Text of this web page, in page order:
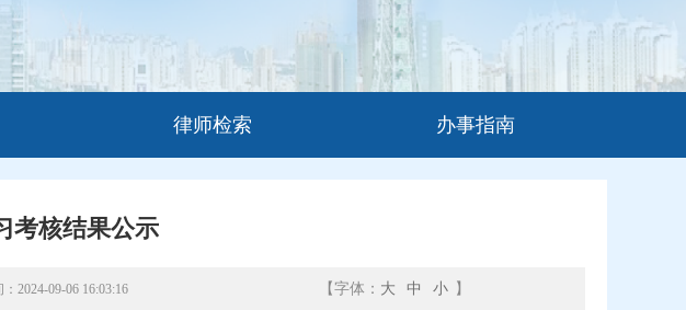
律师检索 办事指南
考核结果公示
2024-09-06 16:03:16 【字体： 大 中 小 】